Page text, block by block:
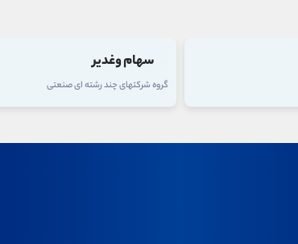
سهام وغدیر
گروه شرکتهای چند رشته ای صنعتی